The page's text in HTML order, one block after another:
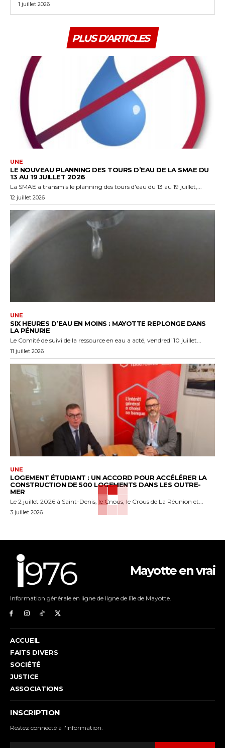
1 juillet 2026
PLUS D'ARTICLES
UNE
LE NOUVEAU PLANNING DES TOURS D’EAU DE LA SMAE DU
13 AU 19 JUILLET 2026
La SMAE a transmis le planning des tours d'eau du 13 au 19 juillet,...
12 juillet 2026
UNE
SIX HEURES D’EAU EN MOINS : MAYOTTE REPLONGE DANS
LA PÉNURIE
Le Comité de suivi de la ressource en eau a acté, vendredi 10 juillet...
11 juillet 2026
UNE
LOGEMENT ÉTUDIANT : UN ACCORD POUR ACCÉLÉRER LA
CONSTRUCTION DE 500 LOGEMENTS DANS LES OUTRE-
MER
Le 2 juillet 2026 à Saint-Denis, le Cnous, le Crous de La Réunion et...
3 juillet 2026
Mayotte en vrai
Information générale en ligne de ligne de lîle de Mayotte.
ACCUEIL
FAITS DIVERS
SOCIÉTÉ
JUSTICE
ASSOCIATIONS
INSCRIPTION
Restez connecté à l'information.